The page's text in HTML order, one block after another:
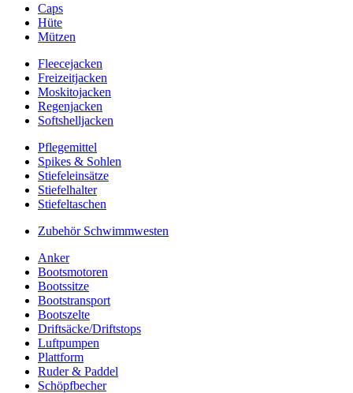
Caps
Hüte
Mützen
Fleecejacken
Freizeitjacken
Moskitojacken
Regenjacken
Softshelljacken
Pflegemittel
Spikes & Sohlen
Stiefeleinsätze
Stiefelhalter
Stiefeltaschen
Zubehör Schwimmwesten
Anker
Bootsmotoren
Bootssitze
Bootstransport
Bootszelte
Driftsäcke/Driftstops
Luftpumpen
Plattform
Ruder & Paddel
Schöpfbecher